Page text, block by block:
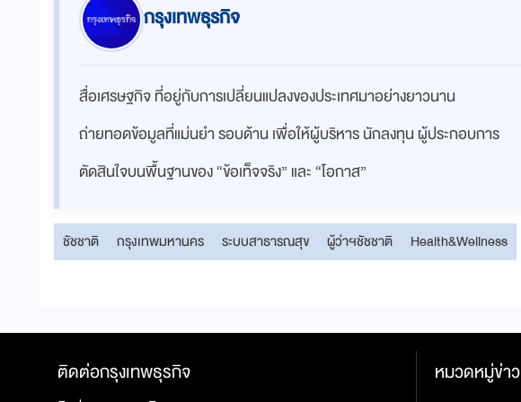
กรุงเทพธุรกิจ
สื่อเศรษฐกิจ ที่อยู่กับการเปลี่ยนแปลงของประเทศมาอย่างยาวนาน
ถ่ายทอดข้อมูลที่แม่นยำ รอบด้าน เพื่อให้ผู้บริหาร นักลงทุน ผู้ประกอบการ
ตัดสินใจบนพื้นฐานของ “ข้อเท็จจริง” และ “โอกาส”
ชัชชาติ กรุงเทพมหานคร ระบบสาธารณสุข ผู้ว่าฯชัชชาติ Health&Wellness
ติดต่อกรุงเทพธุรกิจ หมวดหมู่ข่าว